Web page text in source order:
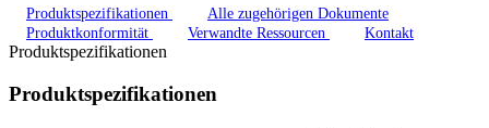
Produktspezifikationen
Alle zugehörigen Dokumente
Produktkonformität
Verwandte Ressourcen Kontakt
Produktspezifikationen
Produktspezifikationen